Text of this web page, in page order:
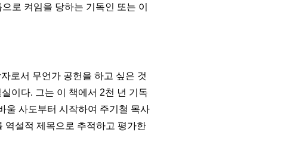
으로 켜임을 당하는 기독인 또는 이
로서 무언가 공헌을 하고 싶은 것
실이다. 그는 이 책에서 2천 년 기독
울 사도부터 시작하여 주기철 목사
역설적 제목으로 추적하고 평가한